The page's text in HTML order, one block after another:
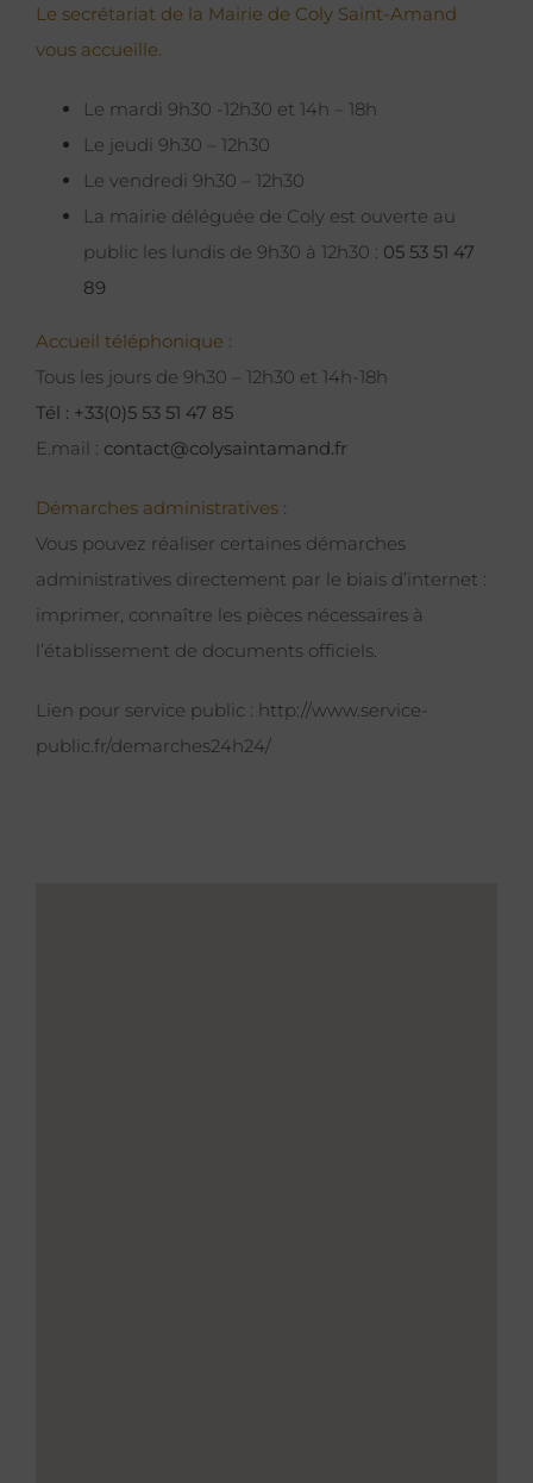
Le secrétariat de la Mairie de Coly Saint-Amand
vous accueille.
Le mardi 9h30 -12h30 et 14h – 18h
Le jeudi 9h30 – 12h30
Le vendredi 9h30 – 12h30
La mairie déléguée de Coly est ouverte au
public les lundis de 9h30 à 12h30 : 05 53 51 47
89
Accueil téléphonique :
Tous les jours de 9h30 – 12h30 et 14h-18h
Tél : +33(0)5 53 51 47 85
E.mail : contact@colysaintamand.fr
Démarches administratives :
Vous pouvez réaliser certaines démarches
administratives directement par le biais d’internet :
imprimer, connaître les pièces nécessaires à
l’établissement de documents officiels.
Lien pour service public : http://www.service-
public.fr/demarches24h24/